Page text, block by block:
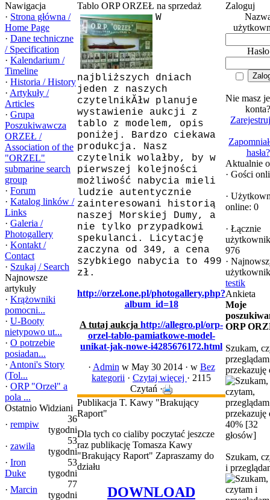
Nawigacja
· Strona główna /
Home Page
· Dane techniczne
/ Specification
· Kalendarium /
Timeline
· Historia / History
· Artykuły /
Articles
· Grupa
Poszukiwawcza
ORZEŁ /
Association of the
"ORZEL"
submarine search
group
· Forum
· Katalog linków /
Links
· Galeria /
Photogallery
· Kontakt /
Contact
· Szukaj / Search
Najnowsze
artykuły
· Krążowniki
pomocni...
· U-Booty
nietypowo ut...
· O potrzebie
posiadan...
· Antoni's Story
(Tol...
· ORP "Orzeł" a
pola ...
Ostatnio Widziani
· rempiw
36
tygodni
· zawila
53
tygodni
· Iron
Duke
53
tygodni
· Marcin
77
tygodni
Tablo ORP ORZEŁ na sprzedaż
W
najbliższych dniach
jeden z naszych
czytelnikĂłw planuje
wystawienie aukcji z
tablo z modelem, opis
poniżej. Bardzo ciekawa
produkcja. Nasz
czytelnik wolałby, by w
pierwszej kolejności
możliwość nabycia mieli
ludzie autentycznie
zainteresowani historią
naszej Morskiej Dumy, a
nie tylko przypadkowi
spekulanci. Licytację
zaczyna od 349, a cena
szybkiego nabycia to 499
zł.
http://orzel.one.pl/photogallery.php?
album_id=18
A tutaj aukcja http://allegro.pl/orp-
orzel-tablo-pamiatkowe-model-
unikat-jak-nowe-i4285676172.html
· Admin w May 30 2014 · w Bez
kategorii · Czytaj więcej · 2115
Czytań ·
Publikacja T. Kawy "Brakujący
Raport"
Dla tych co cialiby poczytać jeszcze
raz publikację Tomasza Kawy
"Brakujący Raport" Zapraszamy do
działu
DOWNLOAD
Zaloguj
Hasło
Nie masz
konta?
hasła?
Aktualnie
· Gości
·
online: 0
· Łącznie
976
·
testik
Ankieta
Moje
ORP
Szukam,
przekazuję
40% [32
głosów]
Szukam,
i